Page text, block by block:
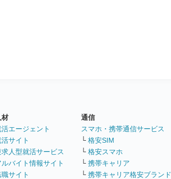
材
活エージェント
サイト
求人型就活サービス
ルバイト情報サイト
サイト
通信
スマホ・携帯通信サービス
└ 格安SIM
└ 格安スマホ
└ 携帯キャリア
└ 携帯キャリア格安ブランド